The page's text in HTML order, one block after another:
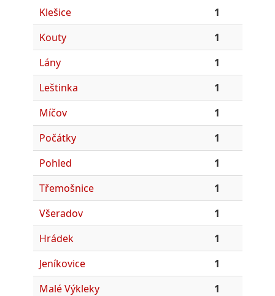
Klešice
1
Kouty
1
Lány
1
Leštinka
1
Míčov
1
Počátky
1
Pohled
1
Třemošnice
1
Všeradov
1
Hrádek
1
Jeníkovice
1
Malé Výkleky
1